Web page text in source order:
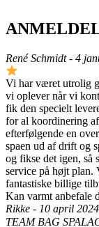
René Schmidt - 4
Vi har været utrolig
vi oplever når vi
fik den specielt
for al koordinering
efterfølgende en
spaen ud af drift og
og fikse det igen, så
service på højt plan.
fantastiske billige
Kan varmt anbefale
Rikke - 10 april 2024
TEAM BAG